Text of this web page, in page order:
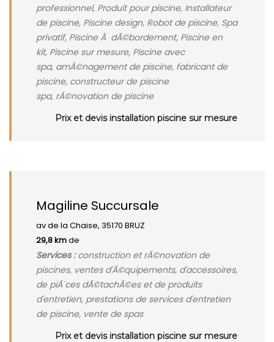
professionnel, Produit pour piscine, Installateur
de piscine, Piscine design, Robot de piscine, Spa
privatif, Piscine Ã dÃ©bordement, Piscine en
kit, Piscine sur mesure, Piscine avec
spa, amÃ©nagement de piscine, fabricant de
piscine, constructeur de piscine
spa, rÃ©novation de piscine
Prix et devis installation piscine sur mesure
Magiline Succursale
av de la Chaise, 35170 BRUZ
29,8 kmde
Services :construction et rÃ©novation de
piscines, ventes d'Ã©quipements, d'accessoires,
de piÃ¨ces dÃ©tachÃ©es et de produits
d'entretien, prestations de services d'entretien
de piscine, vente de spas
Prix et devis installation piscine sur mesure